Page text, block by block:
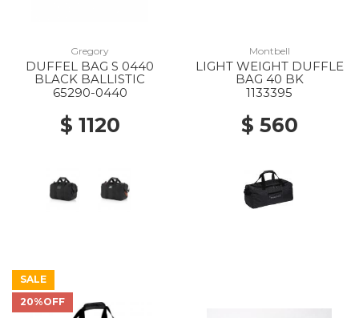
Gregory
DUFFEL BAG S 0440
BLACK BALLISTIC
65290-0440
$ 1120
Montbell
LIGHT WEIGHT DUFFLE
BAG 40 BK
1133395
$ 560
SALE
20%OFF